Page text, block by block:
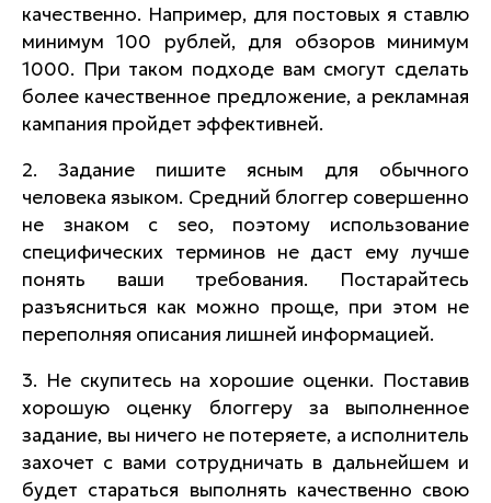
качественно. Например, для постовых я ставлю
минимум 100 рублей, для обзоров минимум
1000. При таком подходе вам смогут сделать
более качественное предложение, а рекламная
кампания пройдет эффективней.
2. Задание пишите ясным для обычного
человека языком. Средний блоггер совершенно
не знаком с seo, поэтому использование
специфических терминов не даст ему лучше
понять ваши требования. Постарайтесь
разъясниться как можно проще, при этом не
переполняя описания лишней информацией.
3. Не скупитесь на хорошие оценки. Поставив
хорошую оценку блоггеру за выполненное
задание, вы ничего не потеряете, а исполнитель
захочет с вами сотрудничать в дальнейшем и
будет стараться выполнять качественно свою